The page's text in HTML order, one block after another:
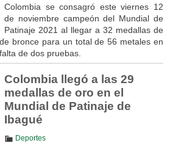
Colombia se consagró este viernes 12
de noviembre campeón del Mundial de
Patinaje 2021 al llegar a 32 medallas de
bronce para un total de 56 metales en
de dos pruebas.
Colombia llegó a las 29
medallas de oro en el
Mundial de Patinaje de
Ibagué
Deportes